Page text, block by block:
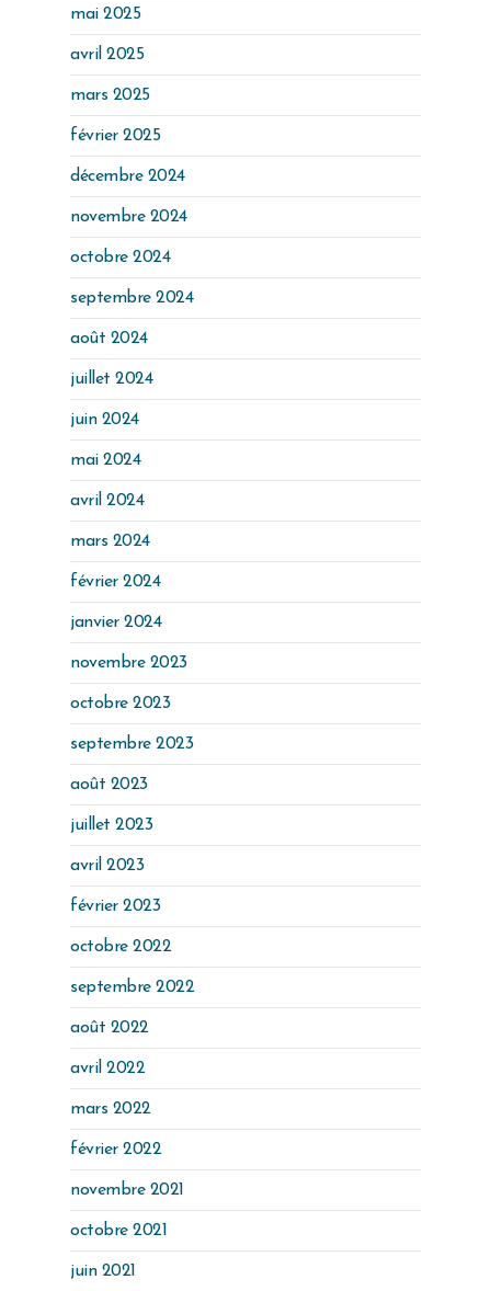
mai 2025
avril 2025
mars 2025
février 2025
décembre 2024
novembre 2024
octobre 2024
septembre 2024
août 2024
juillet 2024
juin 2024
mai 2024
avril 2024
mars 2024
février 2024
janvier 2024
novembre 2023
octobre 2023
septembre 2023
août 2023
juillet 2023
avril 2023
février 2023
octobre 2022
septembre 2022
août 2022
avril 2022
mars 2022
février 2022
novembre 2021
octobre 2021
juin 2021